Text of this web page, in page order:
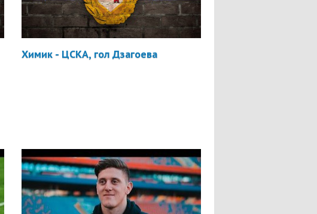
Химик - ЦСКА, гол Дзагоева